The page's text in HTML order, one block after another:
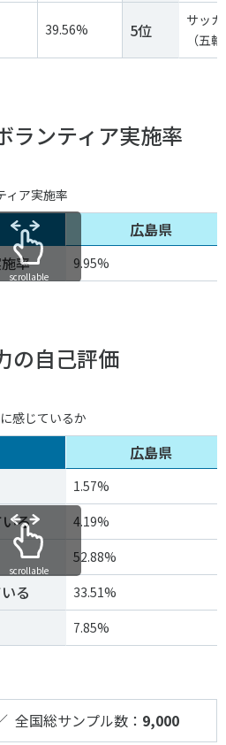
39.56% 5位
サッ
（五
ランティア実施率
ィア実施率
広島県
率
9.95%
scrollable
の自己評価
感じているか
広島県
1.57%
る 4.19%
52.88%
る 33.51%
7.85%
scrollable
全国総サンプル数： 9,000